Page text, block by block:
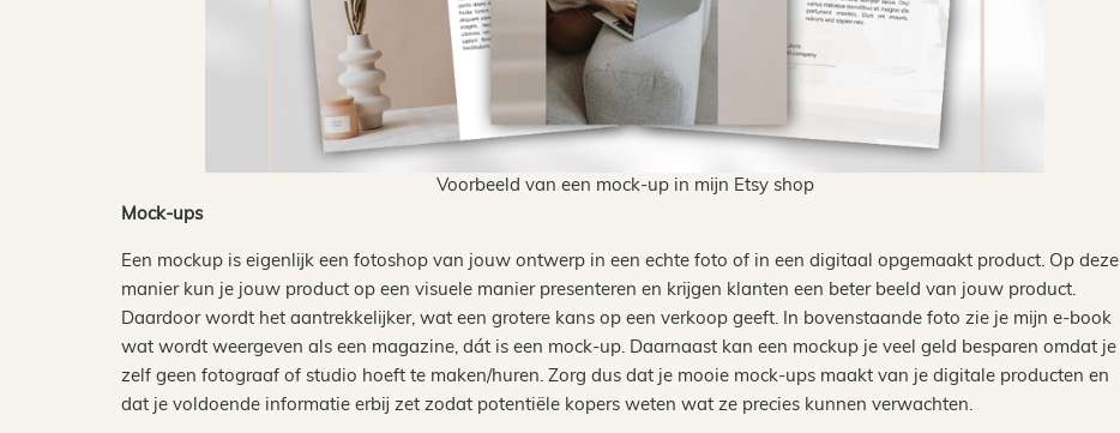
Voorbeeld van een mock-up in mijn Etsy shop
Mock-ups
Een mockup is eigenlijk een fotoshop van jouw ontwerp in een echte foto of in een digitaal opgemaakt product. Op deze
manier kun je jouw product op een visuele manier presenteren en krijgen klanten een beter beeld van jouw product.
Daardoor wordt het aantrekkelijker, wat een grotere kans op een verkoop geeft. In bovenstaande foto zie je mijn e-book
wat wordt weergeven als een magazine, dát is een mock-up. Daarnaast kan een mockup je veel geld besparen omdat je
zelf geen fotograaf of studio hoeft te maken/huren. Zorg dus dat je mooie mock-ups maakt van je digitale producten en
dat je voldoende informatie erbij zet zodat potentiële kopers weten wat ze precies kunnen verwachten.